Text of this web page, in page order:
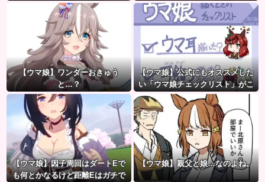
かに…」
【ウマ娘】ワンダーおきゅう
と…？
【ウマ娘】公式にもオススメした
い「ウマ娘チェックリスト」がこ
ちら。
【ウマ娘】因子周回はダートEで
も何とかなるけど距離Eはガチで
【ウマ娘】親父と娘…なのよね。